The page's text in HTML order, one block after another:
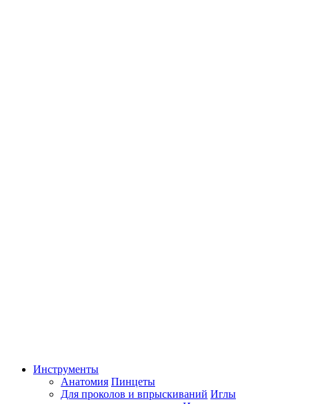
Инструменты
Анатомия Пинцеты
Для проколов и впрыскиваний Иглы